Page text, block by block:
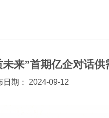
来”首期亿企对话
日期： 2024-09-12